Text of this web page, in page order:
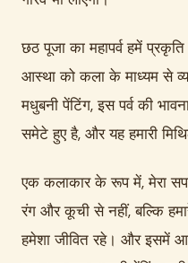
छठ पूजा का महापर्व हमें
आस्था को कला के माध्यम से
मधुबनी पेंटिंग, इस पर्व की
समेटे हुए है, और यह हमारी
एक कलाकार के रूप में, मेरा
रंग और कूची से नहीं, बल्कि
हमेशा जीवित रहे। और इसमें